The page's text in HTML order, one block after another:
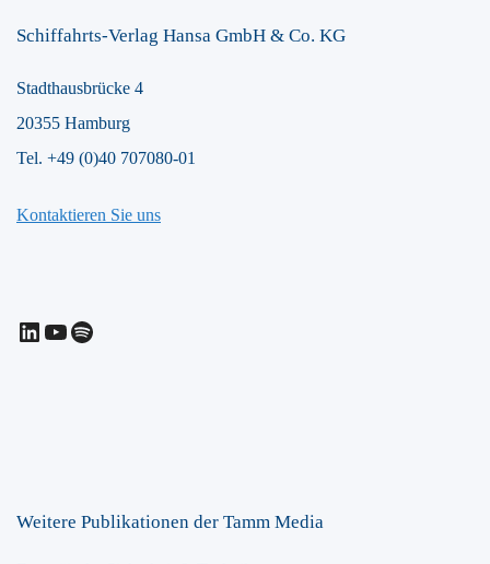
Schiffahrts-Verlag Hansa GmbH & Co. KG
Stadthausbrücke 4
20355 Hamburg
Tel. +49 (0)40 707080-01
Kontaktieren Sie uns
LinkedIn
YouTube
Spotify
Weitere Publikationen der Tamm Media